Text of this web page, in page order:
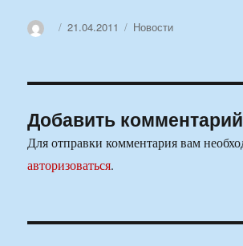
АвторОпубликовано
21.04.2011 Рубрики
Новости
Добавить комментарий
Для отправки комментария вам
авторизоваться.